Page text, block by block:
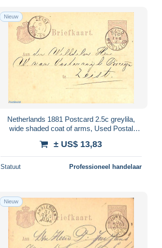
Nieuw
Netherlands 1881 Postcard 2.5c greylila,
wide shaded coat of arms, Used Postal
± US$ 13,83
Statuut Professioneel handelaar
Nieuw